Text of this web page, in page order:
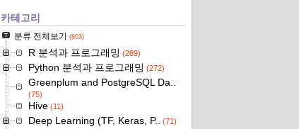
카테고리
분류 전체보기 (803)
R 분석과 프로그래밍 (289)
Python 분석과 프로그래밍 (272)
Greenplum and PostgreSQL Da..
(75)
Hive (11)
Deep Learning (TF, Keras, P.. (71)